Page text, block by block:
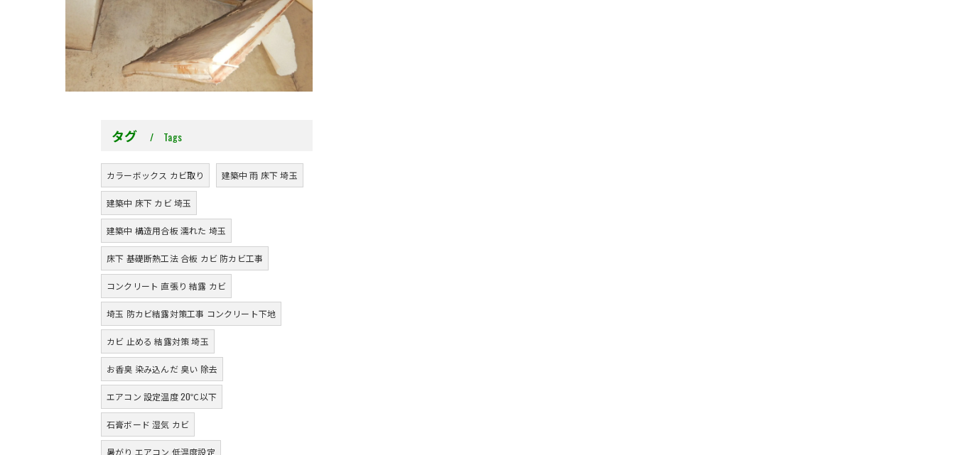
タグ Tags
カラーボックス カビ取り 建築中 雨 床下 埼玉
建築中 床下 カビ 埼玉
建築中 構造用合板 濡れた 埼玉
床下 基礎断熱工法 合板 カビ 防カビ工事
コンクリート 直張り 結露 カビ
埼玉 防カビ結露対策工事 コンクリート下地
カビ 止める 結露対策 埼玉
お香臭 染み込んだ 臭い 除去
エアコン 設定温度 20℃以下
石膏ボード 湿気 カビ
暑がり エアコン 低温度設定